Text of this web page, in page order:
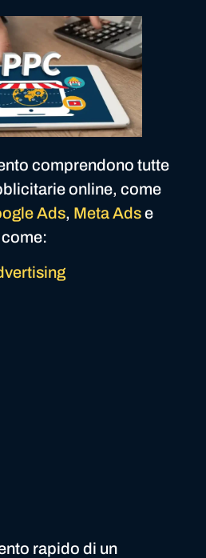
comprendono tutte
online, come
Ads, Meta Adse
rapido di un